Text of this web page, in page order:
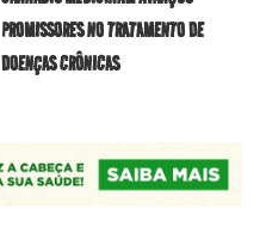
PROMISSORES NO TRATAMENTO DE
DOENÇAS CRÔNICAS